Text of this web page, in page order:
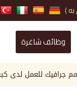
وظائف شاغرة
للعمل لدى كبرى